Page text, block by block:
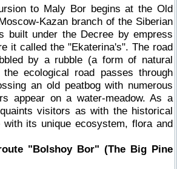
to Maly Bor begins at the Old
Kazan branch of the Siberian
built under the Decree by empress
it called the "Ekaterina's". The road
by a rubble (a form of natural
the ecological road passes through
an old peatbog with numerous
appear on a water-meadow. As a
visitors as with the historical
its unique ecosystem, flora and
"Bolshoy Bor" (The Big Pine